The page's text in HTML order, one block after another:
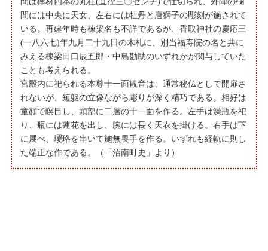
間には中央に天女、左右には牡丹と唐獅子の彫刻が施されて
いる。再建年時も棟梁名も不詳であるが、香取神社の慶応三
(一八六七)年九月二十九日の木札に、別当福寿院の名と共に
みえる棟梁田口辰五郎・中島勘助のいずれかが関与していた
ことも考えられる。
宮殿内に祀られる本尊十一面観音は、通常秘仏として開扉さ
れないが、短躯の立像ながら彫りが深く精巧である。相好は
童顔で瞑目し、頭部に二層の十一面を作る。左手は澡瓶を祀
り、瓶には蓮花を出し、腕には長く天衣を掛ける。右手は下
に展べ、瓔珞を串いて施無畏手を作る。いずれも経軌に則し
た端正な作である。（「沼南町史」より）